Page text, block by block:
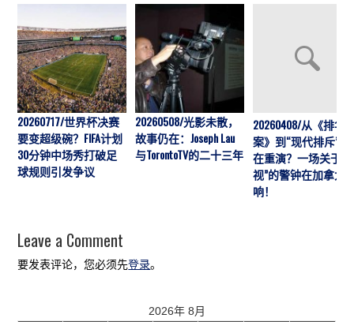
20260717/世界杯决赛
要变超级碗？FIFA计划
30分钟中场秀打破足
球规则引发争议
20260508/光影未散，
故事仍在：Joseph Lau
与TorontoTV的二十三年
20260408/从《排华
案》到“现代排斥”历
在重演？一场关于“
视”的警钟在加拿大
响！
Leave a Comment
要发表评论，您必须先登录。
2026年 8月